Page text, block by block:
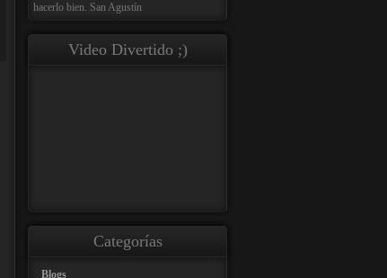
hacerlo bien. San Agustín
Video Divertido ;)
Categorías
Blogs